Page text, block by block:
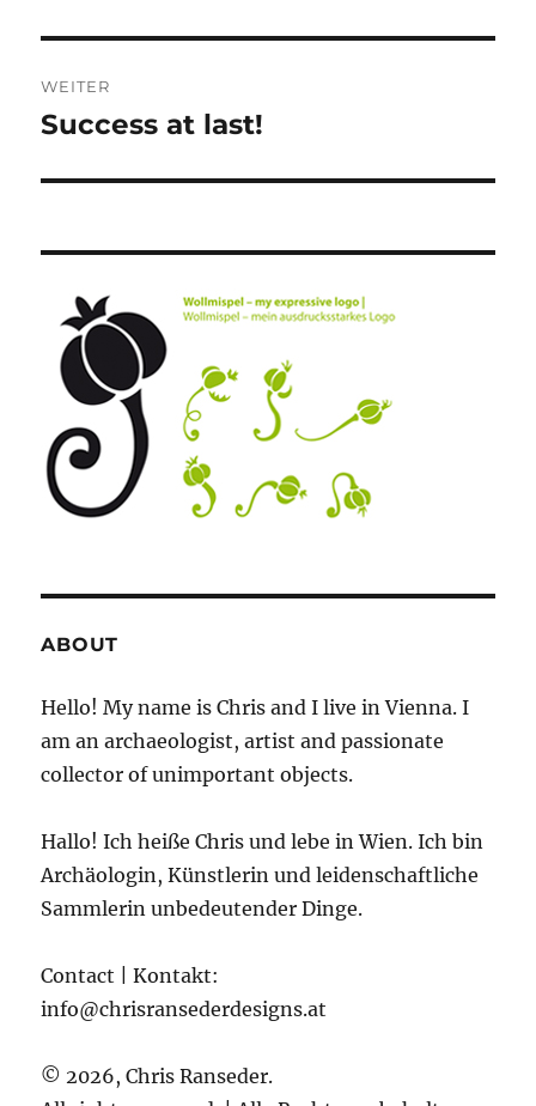
WEITER
Nächster
Success at last!
ABOUT
Hello! My name is Chris and I live in Vienna. I
am an archaeologist, artist and passionate
collector of unimportant objects.
Hallo! Ich heiße Chris und lebe in Wien. Ich bin
Archäologin, Künstlerin und leidenschaftliche
Sammlerin unbedeutender Dinge.
Contact | Kontakt:
info@chrisransederdesigns.at
© 2026, Chris Ranseder.